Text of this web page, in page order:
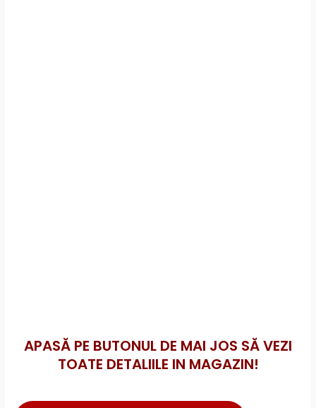
APASĂ PE BUTONUL DE MAI JOS SĂ VEZI
TOATE DETALIILE IN MAGAZIN!